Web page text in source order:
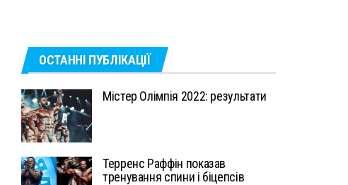
ОСТАННІ ПУБЛІКАЦІЇ
Містер Олімпія 2022: результати
Терренс Раффін показав
тренування спини і біцепсів